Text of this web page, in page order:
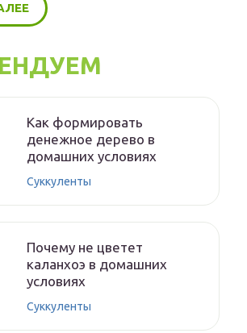
Как формировать
денежное дерево в
домашних условиях
Суккуленты
Почему не цветет
каланхоэ в домашних
условиях
Суккуленты